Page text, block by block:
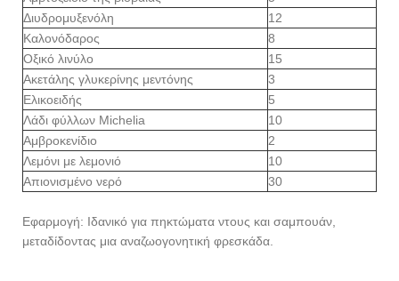
Διυδρομυξενόλη
12
Καλονόδαρος
8
Οξικό λινύλο
15
Ακετάλης γλυκερίνης μεντόνης
3
Ελικοειδής
5
Λάδι φύλλων Michelia
10
Αμβροκενίδιο
2
Λεμόνι με λεμονιό
10
Απιονισμένο νερό
30
Εφαρμογή: Ιδανικό για πηκτώματα ντους και σαμπουάν,
μεταδίδοντας μια αναζωογονητική φρεσκάδα.